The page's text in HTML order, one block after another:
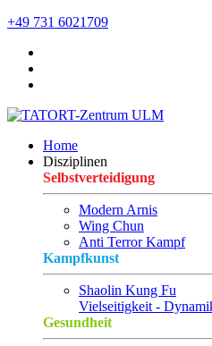
+49 731 6021709
Home
Disziplinen
Selbstverteidigung
Modern Arnis
Wing Chun
Anti Terror Kampf
Kampfkunst
Shaolin Kung Fu
Vielseitigkeit -
Gesundheit